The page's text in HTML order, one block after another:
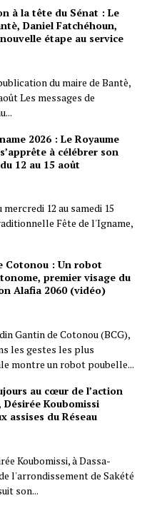
à la tête du Sénat : Le
Daniel Fatchéhoun,
étape au service
du maire de Bantè,
Les messages de
2026 : Le Royaume
à célébrer son
12 au 15 août
12 au samedi 15
Fête de l'Igname,
Cotonou : Un robot
premier visage du
Alafia 2060 (vidéo)
Gantin de Cotonou (BCG),
les gestes les plus
montre un robot poubelle...
au cœur de l’action
Désirée Koubomissi
assises du Réseau
Koubomissi, à Dassa-
l'arrondissement de Sakété
son...